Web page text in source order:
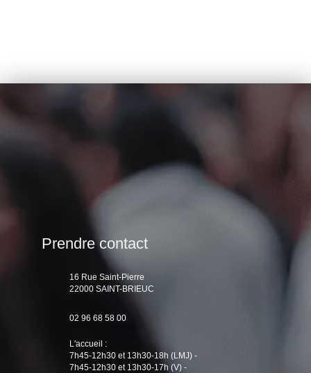
Prendre contact
16 Rue Saint-Pierre
22000 SAINT-BRIEUC
02 96 68 58 00
L'accueil :
7h45-12h30 et 13h30-18h (LMJ) -
7h45-12h30 et 13h30-17h (V) -